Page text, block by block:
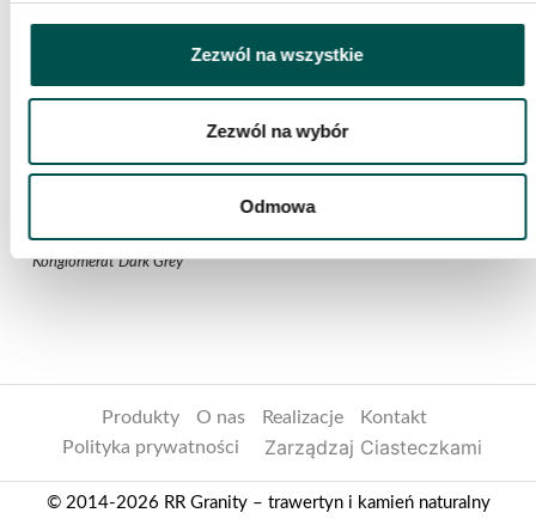
Zezwól na wszystkie
Zezwól na wybór
Odmowa
Konglomerat Dark Grey
Produkty O nas Realizacje
Kontakt
Polityka prywatności
Zarządzaj Ciasteczkami
© 2014-2026 RR Granity – trawertyn i kamień naturalny